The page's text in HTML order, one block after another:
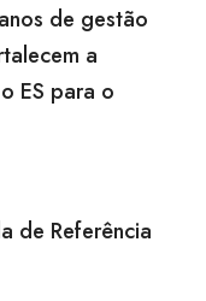
de gestão
a
ES para o
de Referência